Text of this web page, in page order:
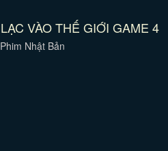
LẠC VÀO THẾ GIỚI GAME 4
Phim Nhật Bản